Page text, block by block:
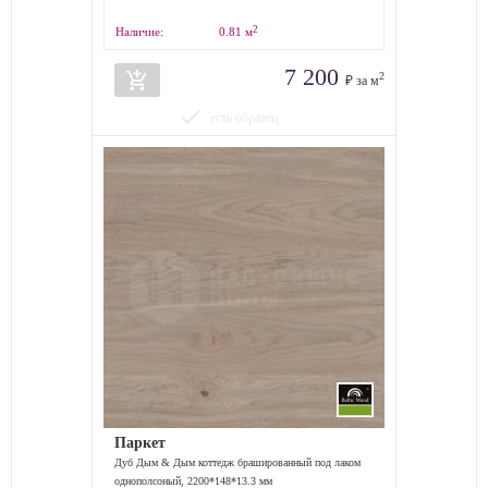
Наличие: 0.81 м2
add_shopping_cart 7 200 ₽ за м2
Паркет
Дуб Дым & Дым коттедж брашированный под лаком
однополсоный, 2200*148*13.3 мм